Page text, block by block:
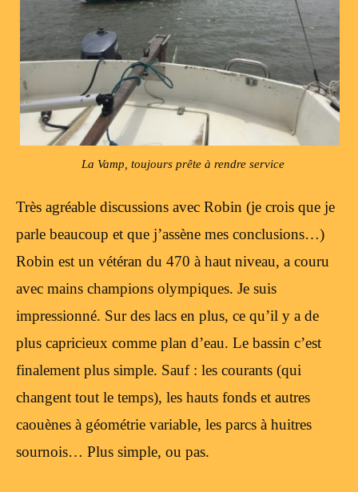
La Vamp, toujours prête à rendre service
Très agréable discussions avec Robin (je crois que je
parle beaucoup et que j’assène mes conclusions…)
Robin est un vétéran du 470 à haut niveau, a couru
avec mains champions olympiques. Je suis
impressionné. Sur des lacs en plus, ce qu’il y a de
plus capricieux comme plan d’eau. Le bassin c’est
finalement plus simple. Sauf : les courants (qui
changent tout le temps), les hauts fonds et autres
caouènes à géométrie variable, les parcs à huitres
sournois… Plus simple, ou pas.